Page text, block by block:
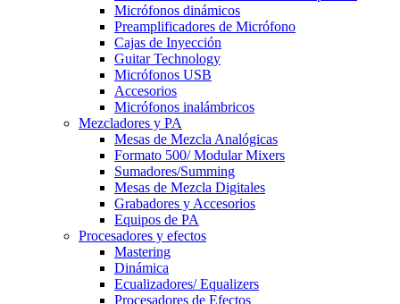
Micrófonos dinámicos
Preamplificadores de Micrófono
Cajas de Inyección
Guitar Technology
Micrófonos USB
Accesorios
Micrófonos inalámbricos
Mezcladores y PA
Mesas de Mezcla Analógicas
Formato 500/ Modular Mixers
Sumadores/Summing
Mesas de Mezcla Digitales
Grabadores y Accesorios
Equipos de PA
Procesadores y efectos
Mastering
Dinámica
Ecualizadores/ Equalizers
Procesadores de Efectos